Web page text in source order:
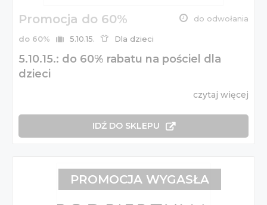
Promocja do 60% do odwołania
do 60% 5.10.15. Dla dzieci
5.10.15.: do 60% rabatu na pościel dla
dzieci
czytaj więcej
IDŹ DO SKLEPU
PROMOCJA WYGASŁA